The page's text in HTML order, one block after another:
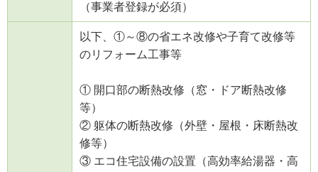
（事業者登録が必須）
以下、①～⑧の省エネ改修や子育て改修等
のリフォーム工事等
① 開口部の断熱改修（窓・ドア断熱改修
等）
② 躯体の断熱改修（外壁・屋根・床断熱改
修等）
③ エコ住宅設備の設置（高効率給湯器・高